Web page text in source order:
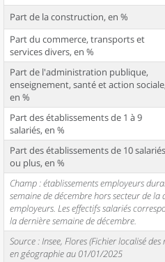
Part de la construction, en %
Part du commerce, transports et
services divers, en %
Part de l'administration publique,
enseignement, santé et action sociale,
en %
Part des établissements de 1 à 9
salariés, en %
Part des établissements de 10 salariés
ou plus, en %
Champ : établissements employeurs
semaine de décembre hors secteur de
employeurs. Les effectifs salariés
la dernière semaine de décembre.
Source : Insee, Flores (Fichier localisé
en géographie au 01/01/2025